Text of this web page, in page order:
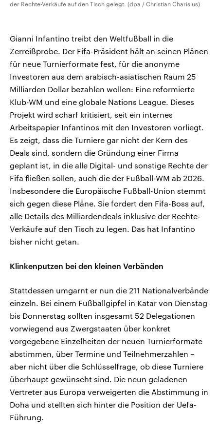
der Rechte-Verkäufe auf den Tisch gelegt. (dpa / Christian Charisius)
Gianni Infantino treibt den Weltfußball in die
Zerreißprobe. Der Fifa-Präsident hält an seinen Plänen
für neue Turnierformate fest, für die anonyme
Investoren aus dem arabisch-asiatischen Raum 25
Milliarden Dollar bezahlen wollen: Eine reformierte
Klub-WM und eine globale Nations League. Dieses
Projekt wird scharf kritisiert, seit ein internes
Arbeitspapier Infantinos mit den Investoren vorliegt.
Es zeigt, dass die Turniere gar nicht der Kern des
Deals sind, sondern die Gründung einer Firma
geplant ist, in die alle Digital- und sonstige Rechte der
Fifa fließen sollen, auch die der Fußball-WM ab 2026.
Insbesondere die Europäische Fußball-Union stemmt
sich gegen diese Pläne. Sie fordert den Fifa-Boss auf,
alle Details des Milliardendeals inklusive der Rechte-
Verkäufe auf den Tisch zu legen. Das hat Infantino
bisher nicht getan.
Klinkenputzen bei den kleinen Verbänden
Stattdessen umgarnt er nun die 211 Nationalverbände
einzeln. Bei einem Fußballgipfel in Katar von Dienstag
bis Donnerstag sollten insgesamt 52 Delegationen
vorwiegend aus Zwergstaaten über konkret
vorgegebene Einzelheiten der neuen Turnierformate
abstimmen, über Termine und Teilnehmerzahlen –
aber nicht über die Schlüsselfrage, ob diese Turniere
überhaupt gewünscht sind. Die neun geladenen
Vertreter aus Europa verweigerten die Abstimmung in
Doha und stellten sich hinter die Position der Uefa-
Führung.